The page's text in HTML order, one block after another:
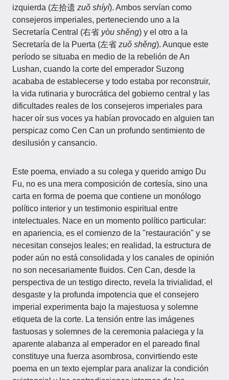
izquierda (左拾遗 zuǒ shíyí). Ambos servían como
consejeros imperiales, perteneciendo uno a la
Secretaría Central (右省 yòu shěng) y el otro a la
Secretaría de la Puerta (左省 zuǒ shěng). Aunque este
período se situaba en medio de la rebelión de An
Lushan, cuando la corte del emperador Suzong
acababa de establecerse y todo estaba por reconstruir,
la vida rutinaria y burocrática del gobierno central y las
dificultades reales de los consejeros imperiales para
hacer oír sus voces ya habían provocado en alguien tan
perspicaz como Cen Can un profundo sentimiento de
desilusión y cansancio.
Este poema, enviado a su colega y querido amigo Du
Fu, no es una mera composición de cortesía, sino una
carta en forma de poema que contiene un monólogo
político interior y un testimonio espiritual entre
intelectuales. Nace en un momento político particular:
en apariencia, es el comienzo de la "restauración" y se
necesitan consejos leales; en realidad, la estructura de
poder aún no está consolidada y los canales de opinión
no son necesariamente fluidos. Cen Can, desde la
perspectiva de un testigo directo, revela la trivialidad, el
desgaste y la profunda impotencia que el consejero
imperial experimenta bajo la majestuosa y solemne
etiqueta de la corte. La tensión entre las imágenes
fastuosas y solemnes de la ceremonia palaciega y la
aparente alabanza al emperador en el pareado final
constituye una fuerza asombrosa, convirtiendo este
poema en un texto ejemplar para analizar la condición